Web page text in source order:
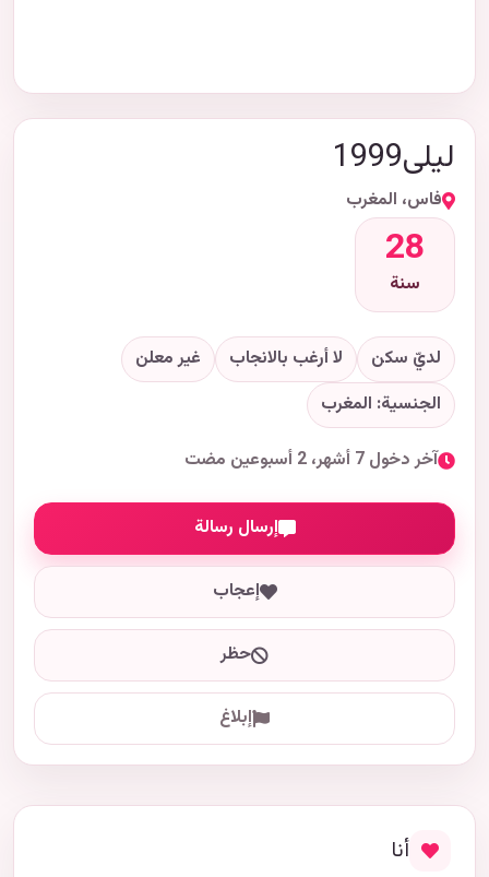
ليلى1999
فاس، المغرب
28
سنة
لديّ سكن لا أرغب بالانجاب
غير معلن
الجنسية: المغرب
آخر دخول 7 أشهر، 2 أسبوعين مضت
إرسال رسالة
إعجاب
حظر
إبلاغ
أنا